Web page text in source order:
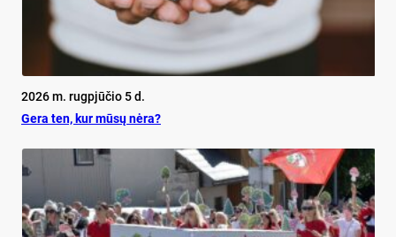
2026 m. rugpjūčio 5 d.
Ge­ra ten, kur mū­sų nė­ra?